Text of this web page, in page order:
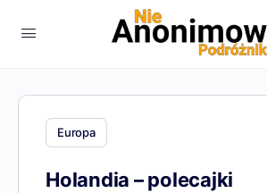
Europa
Holandia – polecajki